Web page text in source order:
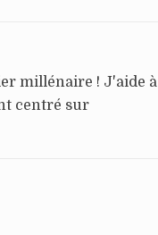
millénaire ! J'aide à
centré sur